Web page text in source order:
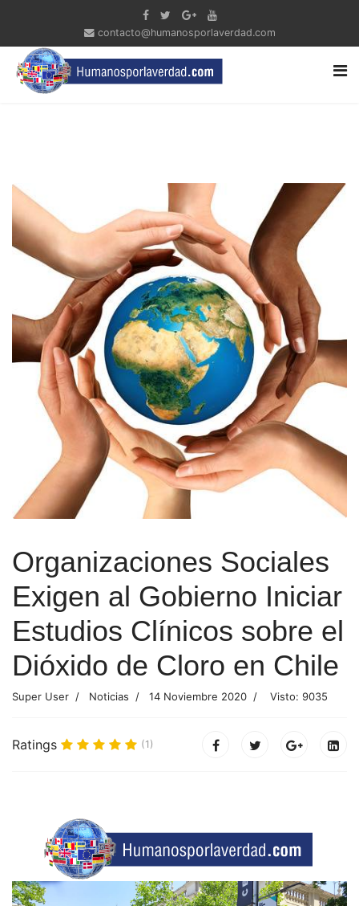
contacto@humanosporlaverdad.com
Organizaciones Sociales
Exigen al Gobierno Iniciar
Estudios Clínicos sobre el
Dióxido de Cloro en Chile
Super User Noticias 14 Noviembre 2020 Visto: 9035
Ratings (1)